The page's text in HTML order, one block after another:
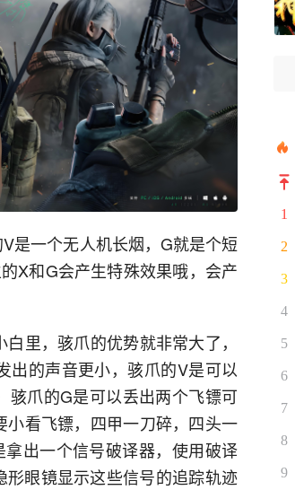
是一个无人机长烟，G就是个短
X和G会产生特殊效果哦，会产
里，骇爪的优势就非常大了，
出的声音更小，骇爪的V是可以
骇爪的G是可以丢出两个飞镖可
看飞镖，四甲一刀碎，四头一
出一个信号破译器，使用破译
眼镜显示这些信号的追踪轨迹
1
2
3
4
5
6
7
8
9